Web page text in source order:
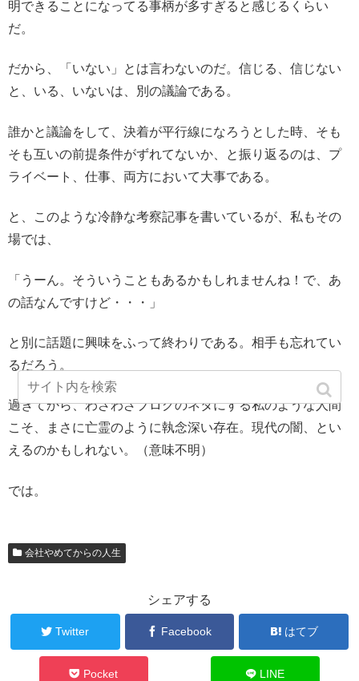
明できることになってる事柄が多すぎると感じるくらい
だ。
だから、「いない」とは言わないのだ。信じる、信じない
と、いる、いないは、別の議論である。
誰かと議論をして、決着が平行線になろうとした時、そも
そも互いの前提条件がずれてないか、と振り返るのは、プ
ライベート、仕事、両方において大事である。
と、このような冷静な考察記事を書いているが、私もその
場では、
「うーん。そういうこともあるかもしれませんね！で、あ
の話なんですけど・・・」
と別に話題に興味をふって終わりである。相手も忘れてい
るだろう。
過ぎてから、わざわざブログのネタにする私のような人間
こそ、まさに亡霊のように執念深い存在。現代の闇、とい
えるのかもしれない。（意味不明）
では。
会社やめてからの人生
シェアする
Twitter Facebook はてブ
Pocket LINE